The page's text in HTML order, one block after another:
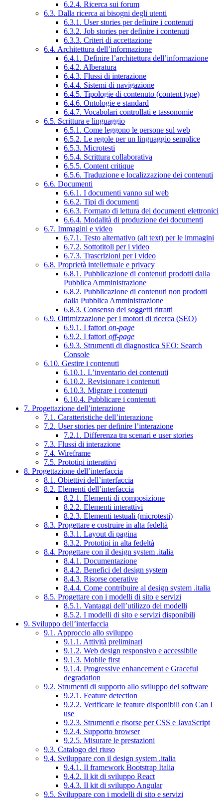
6.2.4. Ricerca sui forum
6.3. Dalla ricerca ai bisogni degli utenti
6.3.1. User stories per definire i contenuti
6.3.2. Job stories per definire i contenuti
6.3.3. Criteri di accettazione
6.4. Architettura dell’informazione
6.4.1. Definire l’architettura dell’informazione
6.4.2. Alberatura
6.4.3. Flussi di interazione
6.4.4. Sistemi di navigazione
6.4.5. Tipologie di contenuto (content type)
6.4.6. Ontologie e standard
6.4.7. Vocabolari controllati e tassonomie
6.5. Scrittura e linguaggio
6.5.1. Come leggono le persone sul web
6.5.2. Le regole per un linguaggio semplice
6.5.3. Microtesti
6.5.4. Scrittura collaborativa
6.5.5. Content critique
6.5.6. Traduzione e localizzazione dei contenuti
6.6. Documenti
6.6.1. I documenti vanno sul web
6.6.2. Tipi di documenti
6.6.3. Formato di lettura dei documenti elettronici
6.6.4. Modalità di produzione dei documenti
6.7. Immagini e video
6.7.1. Testo alternativo (alt text) per le immagini
6.7.2. Sottotitoli per i video
6.7.3. Trascrizioni per i video
6.8. Proprietà intellettuale e privacy
6.8.1. Pubblicazione di contenuti prodotti dalla
Pubblica Amministrazione
6.8.2. Pubblicazione di contenuti non prodotti
dalla Pubblica Amministrazione
6.8.3. Consenso dei soggetti ritratti
6.9. Ottimizzazione per i motori di ricerca (SEO)
6.9.1. I fattori on-page
6.9.2. I fattori off-page
6.9.3. Strumenti di diagnostica SEO: Search
Console
6.10. Gestire i contenuti
6.10.1. L’inventario dei contenuti
6.10.2. Revisionare i contenuti
6.10.3. Migrare i contenuti
6.10.4. Pubblicare i contenuti
7. Progettazione dell’interazione
7.1. Caratteristiche dell’interazione
7.2. User stories per definire l’interazione
7.2.1. Differenza tra scenari e user stories
7.3. Flussi di interazione
7.4. Wireframe
7.5. Prototipi interattivi
8. Progettazione dell’interfaccia
8.1. Obiettivi dell’interfaccia
8.2. Elementi dell’interfaccia
8.2.1. Elementi di composizione
8.2.2. Elementi interattivi
8.2.3. Elementi testuali (microtesti)
8.3. Progettare e costruire in alta fedeltà
8.3.1. Layout di pagina
8.3.2. Prototipi in alta fedeltà
8.4. Progettare con il design system .italia
8.4.1. Documentazione
8.4.2. Benefici del design system
8.4.3. Risorse operative
8.4.4. Come contribuire al design system .italia
8.5. Progettare con i modelli di sito e servizi
8.5.1. Vantaggi dell’utilizzo dei modelli
8.5.2. I modelli di sito e servizi disponibili
9. Sviluppo dell’interfaccia
9.1. Approccio allo sviluppo
9.1.1. Attività preliminari
9.1.2. Web design responsivo e accessibile
9.1.3. Mobile first
9.1.4. Progressive enhancement e Graceful
degradation
9.2. Strumenti di supporto allo sviluppo del software
9.2.1. Feature detection
9.2.2. Verificare le feature disponibili con Can I
use
9.2.3. Strumenti e risorse per CSS e JavaScript
9.2.4. Supporto browser
9.2.5. Misurare le prestazioni
9.3. Catalogo del riuso
9.4. Sviluppare con il design system .italia
9.4.1. Il framework Bootstrap Italia
9.4.2. Il kit di sviluppo React
9.4.3. Il kit di sviluppo Angular
9.5. Sviluppare con i modelli di sito e servizi